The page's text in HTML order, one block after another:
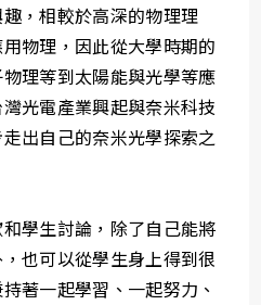
趣，相較於高深的物理理
物理，因此從大學時期的
理等到太陽能與光學等應
光電產業興起與奈米科技
出自己的奈米光學探索之
學生討論，除了自己能將
也可以從學生身上得到很
著一起學習、一起努力、